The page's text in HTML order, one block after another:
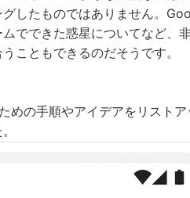
したものではありません。
でできた惑星についてなど、
こともできるのだそうです。
めの手順やアイデアをリスト